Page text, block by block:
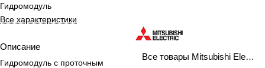
Гидромодуль
Все характеристики
Описание
Гидромодуль с проточным
Все товары Mitsubishi Electric